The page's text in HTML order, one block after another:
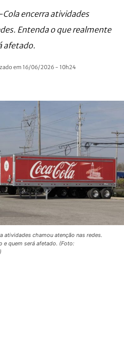
encerra atividades
Entenda o que realmente
afetado.
em 16/06/2026 - 10h24
atividades chamou atenção nas redes.
e quem será afetado. (Foto: